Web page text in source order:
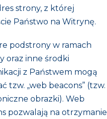
strony, z której
Państwo na Witrynę.
podstrony w ramach
oraz inne środki
z Państwem mogą
tzw. „web beacons” (tzw.
obrazki). Web
pozwalają na otrzymanie